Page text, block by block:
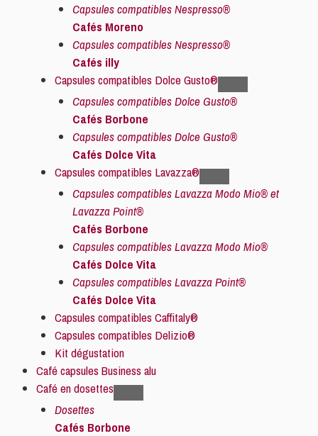
Capsules compatibles Nespresso®
Cafés Moreno
Capsules compatibles Nespresso®
Cafés illy
Capsules compatibles Dolce Gusto®
Capsules compatibles Dolce Gusto®
Cafés Borbone
Capsules compatibles Dolce Gusto®
Cafés Dolce Vita
Capsules compatibles Lavazza®
Capsules compatibles Lavazza Modo Mio® et
Lavazza Point®
Cafés Borbone
Capsules compatibles Lavazza Modo Mio®
Cafés Dolce Vita
Capsules compatibles Lavazza Point®
Cafés Dolce Vita
Capsules compatibles Caffitaly®
Capsules compatibles Delizio®
Kit dégustation
Café capsules Business alu
Café en dosettes
Dosettes
Cafés Borbone